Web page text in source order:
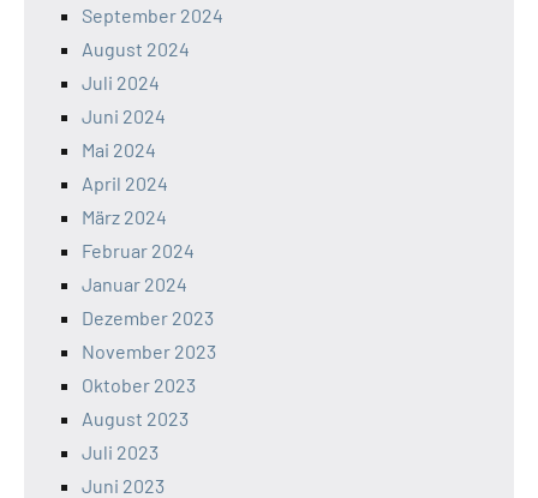
September 2024
August 2024
Juli 2024
Juni 2024
Mai 2024
April 2024
März 2024
Februar 2024
Januar 2024
Dezember 2023
November 2023
Oktober 2023
August 2023
Juli 2023
Juni 2023